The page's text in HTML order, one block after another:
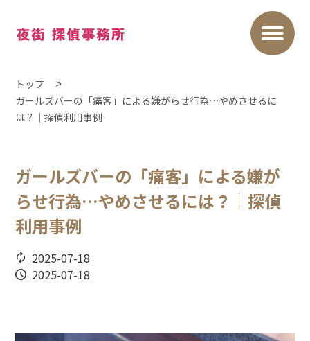
トップ
ガールズバーの「痛客」による嫌がらせ行為…やめさせるに
は？｜探偵利用事例
ガールズバーの「痛客」による嫌が
らせ行為…やめさせるには？｜探偵
利用事例
2025-07-18
2025-07-18